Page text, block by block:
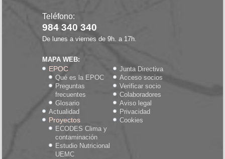
Teléfono:
984 340 340
De lunes a viernes de 9h. a 17h.
MAPA WEB:
EPOC
Qué es la EPOC
Preguntas
frecuentes
Glosario
Actualidad
Proyectos
ECODES Clima y
contaminación
Estudio Nutricional
UEMC
Junta Directiva
Acceso socios
Verificar socio
Colaboradores
Aviso legal
Privacidad
Cookies